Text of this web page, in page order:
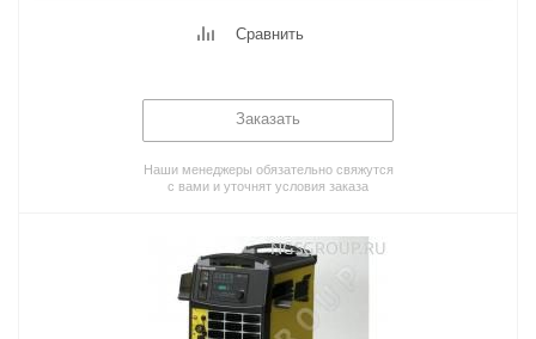
Сравнить
Заказать
Наши менеджеры обязательно свяжутся
с вами и уточнят условия заказа